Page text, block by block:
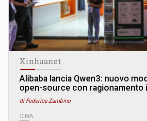
Xinhuanet
Alibaba lancia Qwen3: nuovo
open-source con ragionamento
di Federica Zambino
CINA